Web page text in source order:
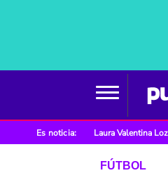
Es noticia: Laura Valentina
FÚTBOL